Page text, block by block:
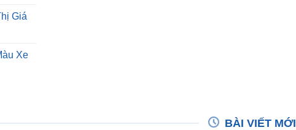
Giá
Xe
BÀI VIẾT MỚI